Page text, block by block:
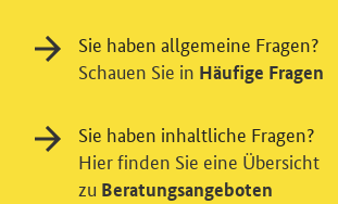
Sie haben allgemeine Fragen?
Schauen Sie in Häufige Fragen
Sie haben inhaltliche Fragen?
Hier finden Sie eine Übersicht
zu Beratungsangeboten